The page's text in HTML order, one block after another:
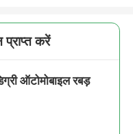
प्राप्त करें
ऑटोमोबाइल रबड़